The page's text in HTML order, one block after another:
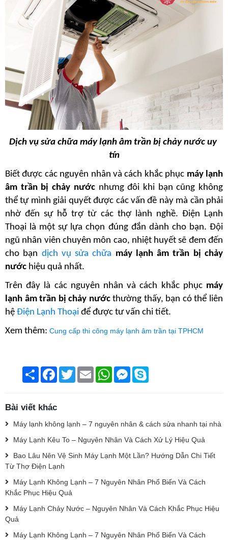
Dịch vụ sửa chữa máy lạnh âm trần bị chảy nước uy
tín
Biết được các nguyên nhân và cách khắc phục máy lạnh
âm trần bị chảy nước nhưng đôi khi bạn cũng không
thể tự mình giải quyết được các vấn đề này mà cần phải
nhờ đến sự hỗ trợ từ các thợ lành nghề. Điện Lạnh
Thoại là một sự lựa chọn đúng đắn dành cho bạn. Đội
ngũ nhân viên chuyên môn cao, nhiệt huyết sẽ đem đến
cho bạn dịch vụ sửa chữa máy lạnh âm trần bị chảy
nước hiệu quả nhất.
Trên đây là các nguyên nhân và cách khắc phục máy
lạnh âm trần bị chảy nước thường thấy, bạn có thể liên
hệ Điện Lạnh Thoại để được tư vấn chi tiết.
Xem thêm: Cung cấp thi công máy lạnh âm trần tại TPHCM
Chia
sẻ
Facebook
TwitterEmail WhatsAppMessenger
Bài viết khác
Máy lạnh không lạnh – 7 nguyên nhân & cách sửa nhanh tại nhà
Máy Lạnh Kêu To – Nguyên Nhân Và Cách Xử Lý Hiệu Quả
Bao Lâu Nên Vệ Sinh Máy Lạnh Một Lần? Hướng Dẫn Chi Tiết
Từ Thợ Điện Lạnh
Máy Lạnh Không Lạnh – 7 Nguyên Nhân Phổ Biến Và Cách
Khắc Phục Hiệu Quả
Máy Lạnh Chảy Nước – Nguyên Nhân Và Cách Khắc Phục Hiệu
Quả
Máy Lạnh Không Lạnh – 7 Nguyên Nhân Phổ Biến Và Cách